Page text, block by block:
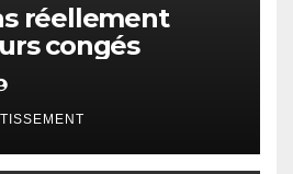
réellement
congés